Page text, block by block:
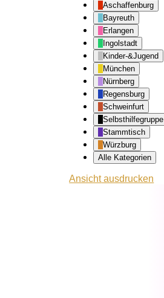
Aschaffenburg
Bayreuth
Erlangen
Ingolstadt
Kinder-&Jugend
München
Nürnberg
Regensburg
Schweinfurt
Selbsthilfegruppe
Stammtisch
Würzburg
Alle Kategorien
Ansichtausdrucken